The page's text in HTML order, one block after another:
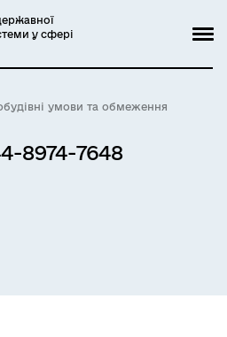
у сфері
умови та обмеження
8974-7648